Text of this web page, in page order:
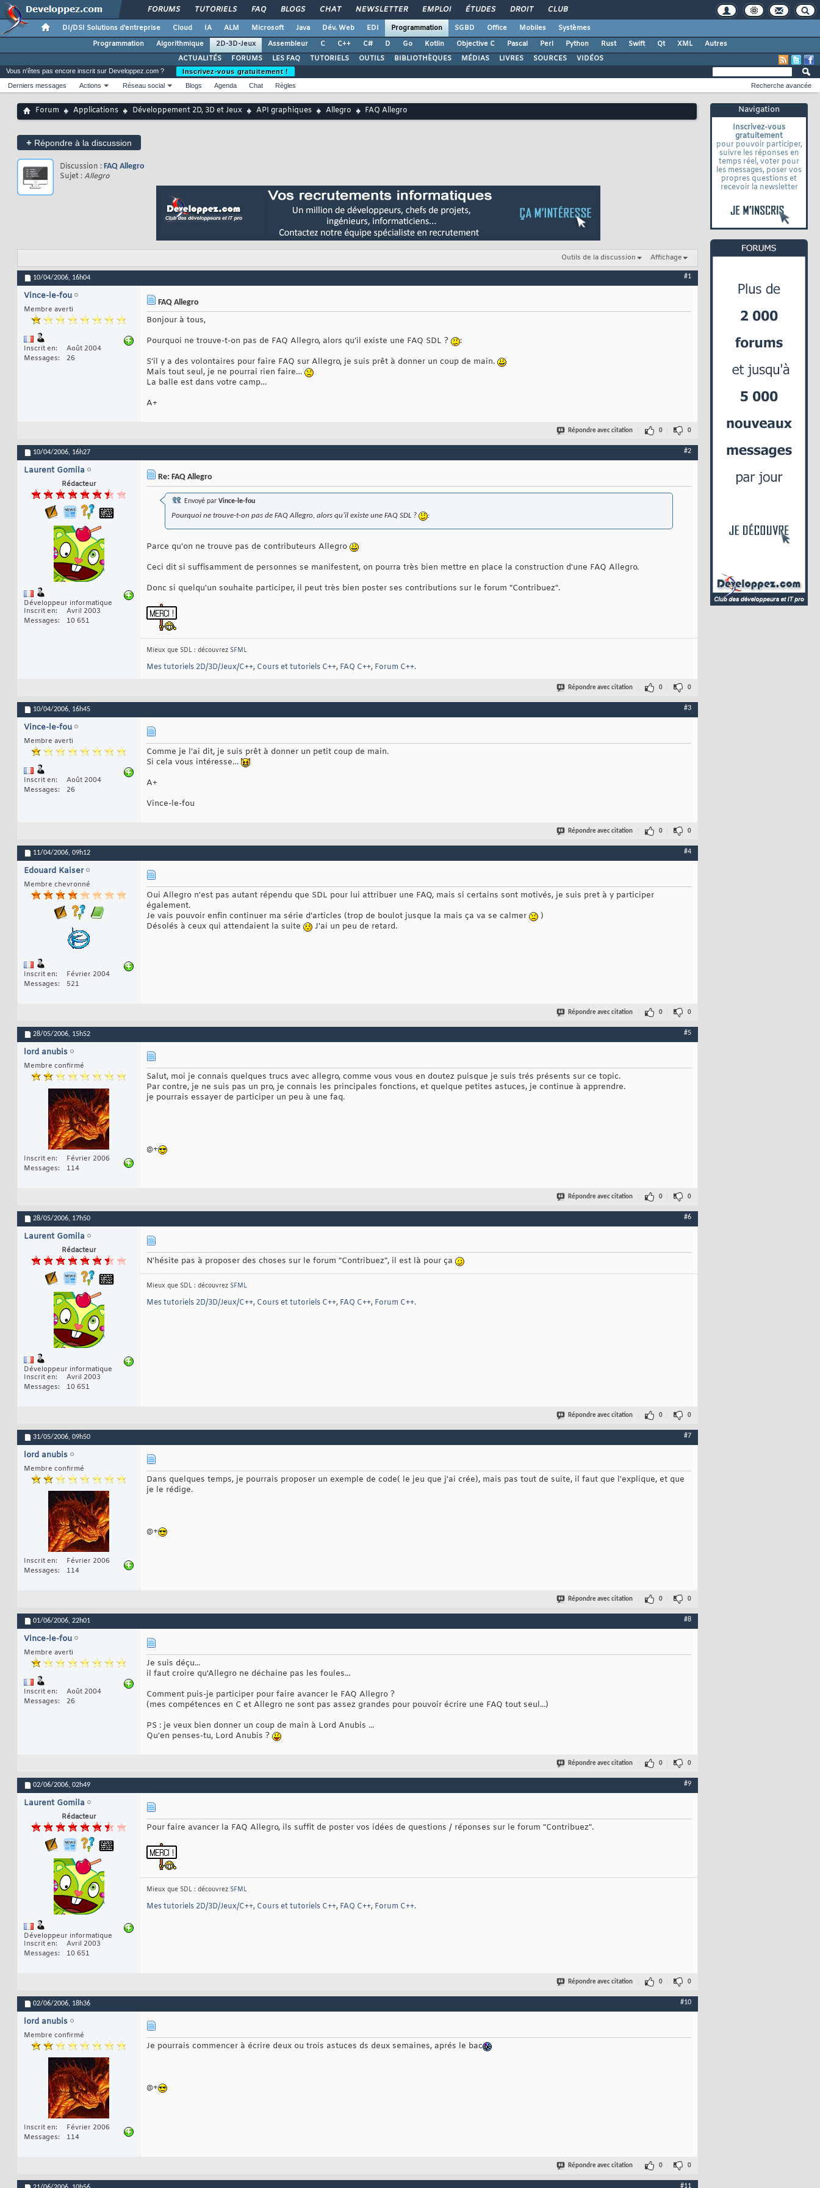
FORUMS TUTORIELS FAQ BLOGS CHAT NEWSLETTER EMPLOI ÉTUDES DROIT CLUB
DI/DSI Solutions d'entreprise Cloud IA ALM Microsoft Java Dév. Web EDI Programmation SGBD Office Mobiles
Systèmes
Programmation
Algorithmique 2D-3D-Jeux Assembleur C C++ C# D Go Kotlin Objective C Pascal Perl Python Rust Swift Qt XML
Autres
ACTUALITÉS
FORUMS LES FAQ TUTORIELS OUTILS BIBLIOTHÈQUES MÉDIAS LIVRES SOURCES VIDÉOS
Navigation
Inscrivez-vous
gratuitement
pour pouvoir participer,
suivre les réponses en
temps réel, voter pour
les messages, poser vos
propres questions et
recevoir la newsletter
Vous n'êtes pas encore inscrit sur Developpez.com ?
Inscrivez-vous gratuitement !
Derniers messages
Actions Réseau social Blogs Agenda Chat Règles Recherche avancée
Forum Applications Développement 2D, 3D et Jeux API graphiques Allegro FAQ Allegro
+ Répondre à la discussion
Discussion : FAQ Allegro
Sujet :Allegro
Outils de la discussion Affichage
10/04/2006, 16h04 #1
Vince-le-fou
Membre averti
Inscrit en
Août 2004
Messages
26
FAQ Allegro
Bonjour à tous,
Pourquoi ne trouve-t-on pas de FAQ Allegro, alors qu’il existe une FAQ SDL ?
:
S’il y a des volontaires pour faire FAQ sur Allegro, je suis prêt à donner un coup de main.
Mais tout seul, je ne pourrai rien faire…
La balle est dans votre camp…
A+
Répondre avec citation 0 0
10/04/2006, 16h27 #2
Laurent Gomila
Rédacteur
Développeur informatique
Inscrit en
Avril 2003
Messages
10 651
Re: FAQ Allegro
Envoyé par Vince-le-fou
Pourquoi ne trouve-t-on pas de FAQ Allegro, alors qu’il existe une FAQ SDL ? :
Parce qu'on ne trouve pas de contributeurs Allegro
Ceci dit si suffisamment de personnes se manifestent, on pourra très bien mettre en place la construction d'une FAQ Allegro.
Donc si quelqu'un souhaite participer, il peut très bien poster ses contributions sur le forum "Contribuez".
Mieux que SDL : découvrez SFML
Mes tutoriels 2D/3D/Jeux/C++, Cours et tutoriels C++, FAQ C++, Forum C++.
Répondre avec citation 0 0
10/04/2006, 16h45 #3
Vince-le-fou
Membre averti
Inscrit en
Août 2004
Messages
26
Comme je l’ai dit, je suis prêt à donner un petit coup de main.
Si cela vous intéresse…
A+
Vince-le-fou
Répondre avec citation 0 0
11/04/2006, 09h12 #4
Edouard Kaiser
Membre chevronné
Inscrit en
Février 2004
Messages
521
Oui Allegro n'est pas autant répendu que SDL pour lui attribuer une FAQ, mais si certains sont motivés, je suis pret à y participer
également.
Je vais pouvoir enfin continuer ma série d'articles (trop de boulot jusque la mais ça va se calmer
)
Désolés à ceux qui attendaient la suite
J'ai un peu de retard.
Répondre avec citation 0 0
28/05/2006, 15h52 #5
lord anubis
Membre confirmé
Inscrit en
Février 2006
Messages
114
Salut, moi je connais quelques trucs avec allegro, comme vous vous en doutez puisque je suis trés présents sur ce topic.
Par contre, je ne suis pas un pro, je connais les principales fonctions, et quelque petites astuces, je continue à apprendre.
je pourrais essayer de participer un peu à une faq.
@+
Répondre avec citation 0 0
28/05/2006, 17h50 #6
Laurent Gomila
Rédacteur
Développeur informatique
Inscrit en
Avril 2003
Messages
10 651
N'hésite pas à proposer des choses sur le forum "Contribuez", il est là pour ça
Mieux que SDL : découvrez SFML
Mes tutoriels 2D/3D/Jeux/C++, Cours et tutoriels C++, FAQ C++, Forum C++.
Répondre avec citation 0 0
31/05/2006, 09h50 #7
lord anubis
Membre confirmé
Inscrit en
Février 2006
Messages
114
Dans quelques temps, je pourrais proposer un exemple de code( le jeu que j'ai crée), mais pas tout de suite, il faut que l'explique, et que
je le rédige.
@+
Répondre avec citation 0 0
01/06/2006, 22h01 #8
Vince-le-fou
Membre averti
Inscrit en
Août 2004
Messages
26
Je suis déçu...
il faut croire qu'Allegro ne déchaine pas les foules...
Comment puis-je participer pour faire avancer le FAQ Allegro ?
(mes compétences en C et Allegro ne sont pas assez grandes pour pouvoir écrire une FAQ tout seul...)
PS : je veux bien donner un coup de main à Lord Anubis ...
Qu'en penses-tu, Lord Anubis ?
Répondre avec citation 0 0
02/06/2006, 02h49 #9
Laurent Gomila
Rédacteur
Développeur informatique
Inscrit en
Avril 2003
Messages
10 651
Pour faire avancer la FAQ Allegro, ils suffit de poster vos idées de questions / réponses sur le forum "Contribuez".
Mieux que SDL : découvrez SFML
Mes tutoriels 2D/3D/Jeux/C++, Cours et tutoriels C++, FAQ C++, Forum C++.
Répondre avec citation 0 0
02/06/2006, 18h36 #10
lord anubis
Membre confirmé
Inscrit en
Février 2006
Messages
114
Je pourrais commencer à écrire deux ou trois astuces ds deux semaines, aprés le bac
@+
Répondre avec citation 0 0
#11